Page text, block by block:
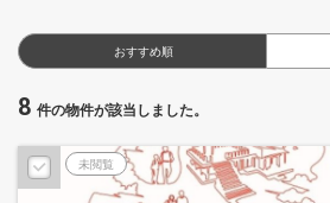
おすすめ順
8 件の物件が該当しました。
未閲覧